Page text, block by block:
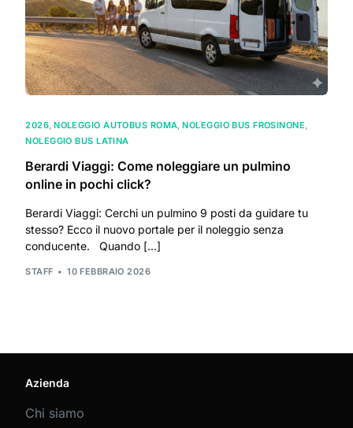
2026,NOLEGGIO AUTOBUS ROMA,NOLEGGIO BUS FROSINONE,
NOLEGGIO BUS LATINA
Berardi Viaggi: Come noleggiare un pulmino
online in pochi click?
Berardi Viaggi: Cerchi un pulmino 9 posti da guidare tu
stesso? Ecco il nuovo portale per il noleggio senza
conducente. Quando […]
STAFF 10 FEBBRAIO 2026
Azienda
Chi siamo